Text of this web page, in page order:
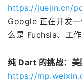
https://juejin.cn/
Google 正在开发
么是 Fuchsia、工
纯 Dart 的挑战：
https://